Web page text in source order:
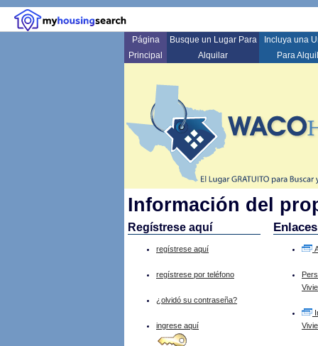
Página
Principal
Busque un Lugar Para
Alquilar
Incluya una
Para
Información del
Regístrese aquí
regístrese aquí
regístrese por teléfono
¿olvidó su contraseña?
ingrese aquí